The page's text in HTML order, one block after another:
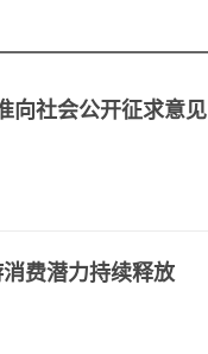
向社会公开征求意见
费潜力持续释放